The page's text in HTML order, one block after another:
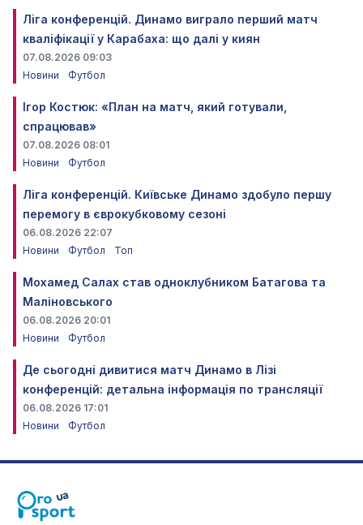
Ліга конференцій. Динамо виграло перший матч
кваліфікації у Карабаха: що далі у киян
07.08.2026 09:03
Новини
Футбол
Ігор Костюк: «План на матч, який готували,
спрацював»
07.08.2026 08:01
Новини
Футбол
Ліга конференцій. Київське Динамо здобуло першу
перемогу в єврокубковому сезоні
06.08.2026 22:07
Новини
Футбол Топ
Мохамед Салах став одноклубником Батагова та
Маліновського
06.08.2026 20:01
Новини
Футбол
Де сьогодні дивитися матч Динамо в Лізі
конференцій: детальна інформація по трансляції
06.08.2026 17:01
Новини
Футбол